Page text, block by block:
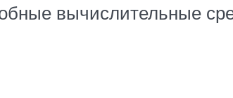
вычислительные